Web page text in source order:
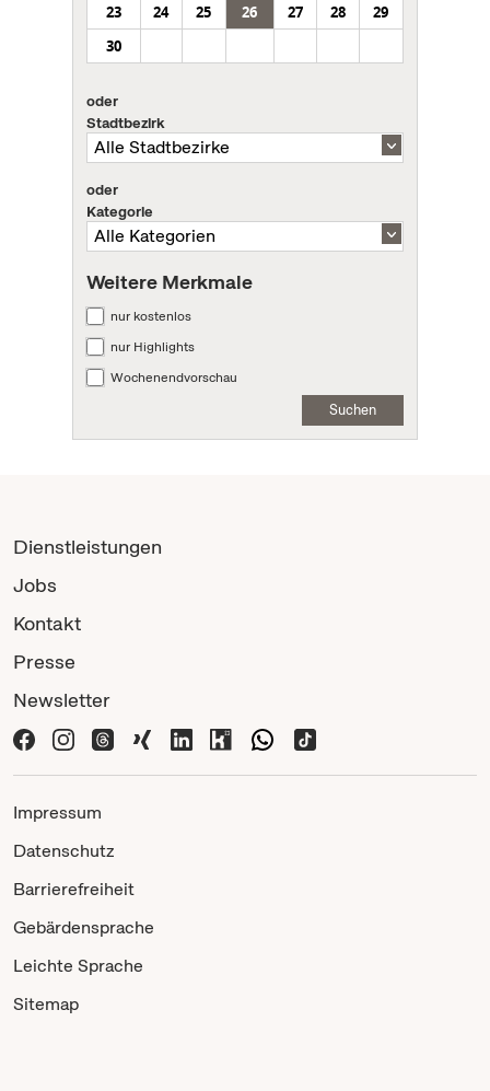
23
24 25 26 27 28
29
30
oder
Stadtbezirk
oder
Kategorie
Weitere Merkmale
nur kostenlos
nur Highlights
Wochenendvorschau
Suchen
Dienstleistungen
Jobs
Kontakt
Presse
Newsletter
Impressum
Datenschutz
Barrierefreiheit
Gebärdensprache
Leichte Sprache
Sitemap